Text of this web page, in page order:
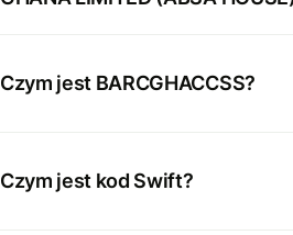
Czym jest BARCGHACCSS?
Czym jest kod Swift?